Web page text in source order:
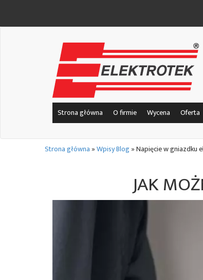
Strona główna O firmie Wycena Oferta
Strona główna »Wpisy Blog»Napięcie w gniazdku
JAK